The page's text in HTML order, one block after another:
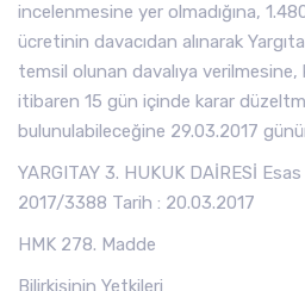
incelenmesine yer olmadığına,
ücretinin davacıdan alınarak
temsil olunan davalıya
itibaren 15 gün içinde karar
bulunulabileceğine 29.03.2017
YARGITAY 3. HUKUK DAİRESİ
2017/3388 Tarih : 20.03.2017
HMK 278. Madde
Bilirkişinin Yetkileri